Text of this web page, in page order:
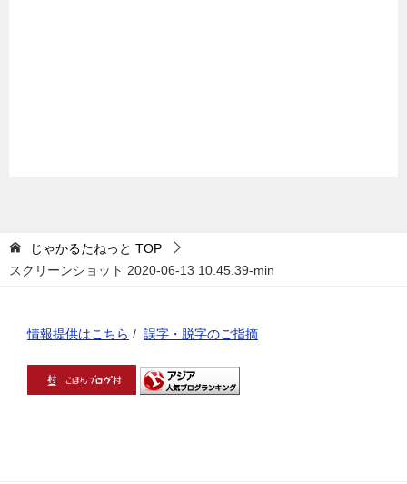
じゃかるたねっと TOP
スクリーンショット 2020-06-13 10.45.39-min
情報提供はこちら / 誤字・脱字のご指摘